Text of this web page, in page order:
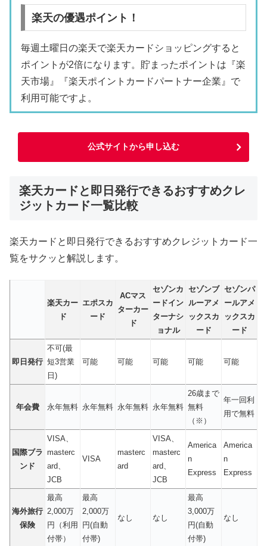
楽天の優遇ポイント！
毎週土曜日の楽天で楽天カードショッピングすると
ポイントが2倍になります。貯まったポイントは『楽
天市場』『楽天ポイントカードパートナー企業』で
利用可能ですよ。
公式サイトから申し込む
楽天カードと即日発行できるおすすめクレ
ジットカード一覧比較
楽天カードと即日発行できるおすすめクレジットカード一
覧をサクッと解説します。
楽天カー
ド
エポスカ
ード
ACマス
ターカー
ド
セゾンカ
ードイン
ターナシ
ョナル
セゾンブ
ルーアメ
ックスカ
ード
セゾンパ
ールアメ
ックスカ
ード
即日発行
不可(最
短3営業
日)
可能 可能 可能 可能 可能
年会費 永年無料 永年無料 永年無料 永年無料
26歳まで
無料
（※）
年一回利
用で無料
国際ブラ
ンド
VISA、
masterc
ard、
JCB
VISA
masterc
ard
VISA、
masterc
ard、
JCB
America
n
Express
America
n
Express
海外旅行
保険
最高
2,000万
円（利用
付帯）
最高
2,000万
円(自動
付帯)
なし なし
最高
3,000万
円(自動
付帯)
なし